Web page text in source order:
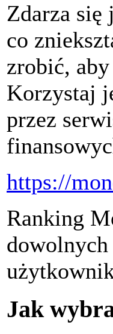
Zdarza się
co
zrobić,
Korzystaj
przez
https://
Ranking
Jak